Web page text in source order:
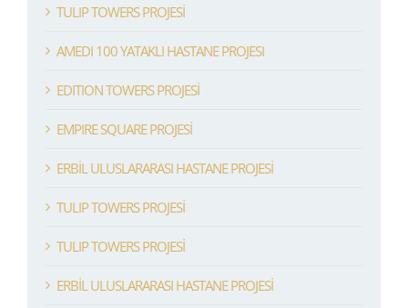
TULIP TOWERS PROJESİ
AMEDI 100 YATAKLI HASTANE PROJESI
EDITION TOWERS PROJESİ
EMPIRE SQUARE PROJESİ
ERBİL ULUSLARARASI HASTANE PROJESİ
TULIP TOWERS PROJESİ
TULIP TOWERS PROJESİ
ERBİL ULUSLARARASI HASTANE PROJESİ